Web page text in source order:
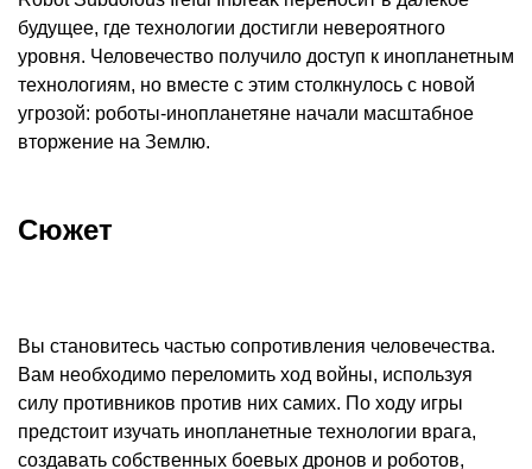
будущее, где технологии достигли невероятного
уровня. Человечество получило доступ к инопланетным
технологиям, но вместе с этим столкнулось с новой
угрозой: роботы-инопланетяне начали масштабное
вторжение на Землю.
Сюжет
Вы становитесь частью сопротивления человечества.
Вам необходимо переломить ход войны, используя
силу противников против них самих. По ходу игры
предстоит изучать инопланетные технологии врага,
создавать собственных боевых дронов и роботов,